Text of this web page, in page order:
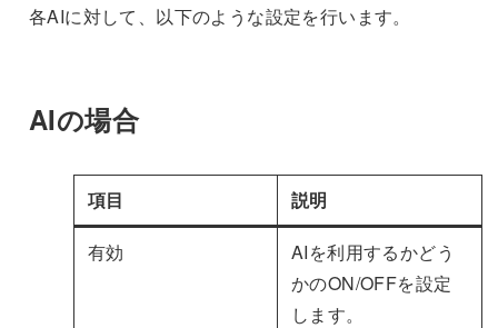
各AIに対して、以下のような設定を行います。
AIの場合
項目 説明
有効
AIを利用するかどう
かのON/OFFを設定
します。